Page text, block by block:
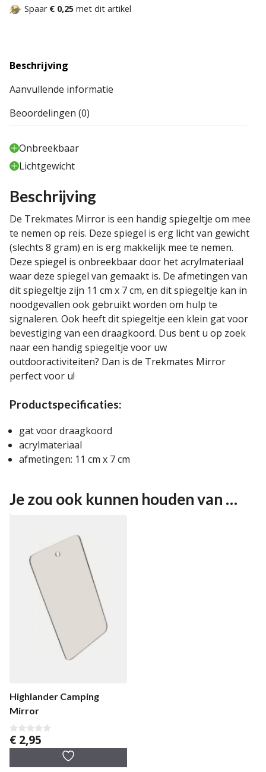
Spaar € 0,25 met dit artikel
Beschrijving
Aanvullende informatie
Beoordelingen (0)
Onbreekbaar
Lichtgewicht
Beschrijving
De Trekmates Mirror is een handig spiegeltje om mee
te nemen op reis. Deze spiegel is erg licht van gewicht
(slechts 8 gram) en is erg makkelijk mee te nemen.
Deze spiegel is onbreekbaar door het acrylmateriaal
waar deze spiegel van gemaakt is. De afmetingen van
dit spiegeltje zijn 11 cm x 7 cm, en dit spiegeltje kan in
noodgevallen ook gebruikt worden om hulp te
signaleren. Ook heeft dit spiegeltje een klein gat voor
bevestiging van een draagkoord. Dus bent u op zoek
naar een handig spiegeltje voor uw
outdooractiviteiten? Dan is de Trekmates Mirror
perfect voor u!
Productspecificaties:
gat voor draagkoord
acrylmateriaal
afmetingen: 11 cm x 7 cm
Je zou ook kunnen houden van …
Highlander Camping
Mirror
0
v
€ 2,95